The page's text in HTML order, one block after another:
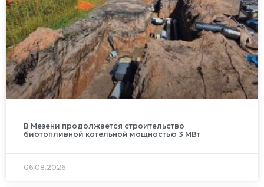
В Мезени продолжается строительство
биотопливной котельной мощностью 3 МВт
06.08.2026